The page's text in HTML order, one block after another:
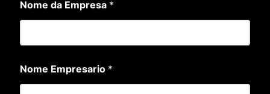
N
P
*
Nome da Empresa *
Nome Empresario *